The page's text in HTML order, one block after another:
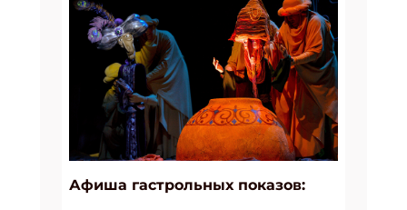
Афиша гастрольных показов: